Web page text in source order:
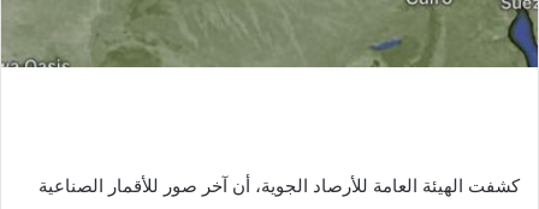
كشفت الهيئة العامة للأرصاد الجوية، أن آخر صور للأقمار الصناعية